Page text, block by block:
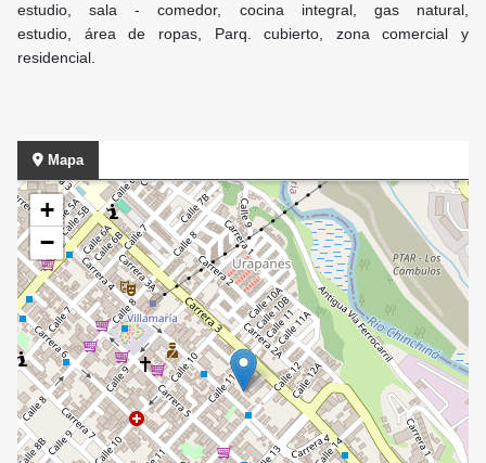
estudio, sala - comedor, cocina integral, gas natural,
estudio, área de ropas, Parq. cubierto, zona comercial y
residencial.
Mapa
+
−